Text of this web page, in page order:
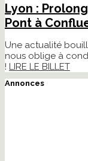
Lyon :
Pont à
Une actualité
nous oblige à
! LIRE LE BILLET
Annonces